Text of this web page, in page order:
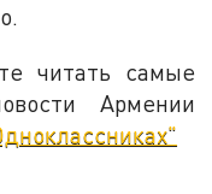
читать самые
Армении